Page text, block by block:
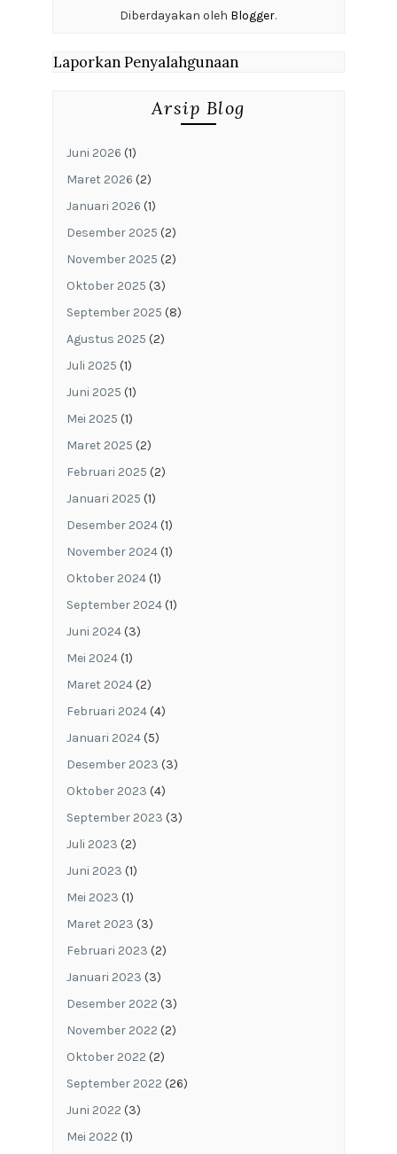
Diberdayakan oleh Blogger.
Laporkan Penyalahgunaan
Arsip Blog
Juni 2026 (1)
Maret 2026 (2)
Januari 2026 (1)
Desember 2025 (2)
November 2025 (2)
Oktober 2025 (3)
September 2025 (8)
Agustus 2025 (2)
Juli 2025 (1)
Juni 2025 (1)
Mei 2025 (1)
Maret 2025 (2)
Februari 2025 (2)
Januari 2025 (1)
Desember 2024(1)
November 2024(1)
Oktober 2024(1)
September 2024(1)
Juni 2024(3)
Mei 2024(1)
Maret 2024(2)
Februari 2024(4)
Januari 2024(5)
Desember 2023 (3)
Oktober 2023 (4)
September 2023 (3)
Juli 2023 (2)
Juni 2023 (1)
Mei 2023 (1)
Maret 2023 (3)
Februari 2023 (2)
Januari 2023 (3)
Desember 2022 (3)
November 2022 (2)
Oktober 2022 (2)
September 2022 (26)
Juni 2022 (3)
Mei 2022 (1)